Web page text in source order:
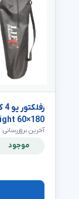
Reflector
آخرین بروزرسانی: ۱۸ مرداد ۱۴۰۵
موجود